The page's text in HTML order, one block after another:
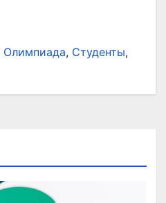
Олимпиада, Студенты,